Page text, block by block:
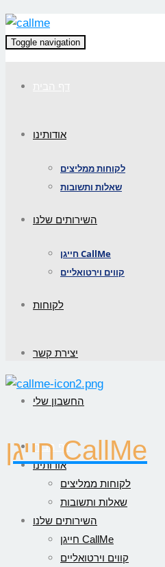
Toggle navigation
אודותינו
לקוחות ממליצים
שאלות ותשובות
השירותים שלנו
חייגן CallMe
קווים וירטואליים
לקוחות
יצירת קשר
החשבון שלי
דף הבית
אודותינו
לקוחות ממליצים
שאלות ותשובות
השירותים שלנו
חייגן CallMe
קווים וירטואליים
חייגן CallMe